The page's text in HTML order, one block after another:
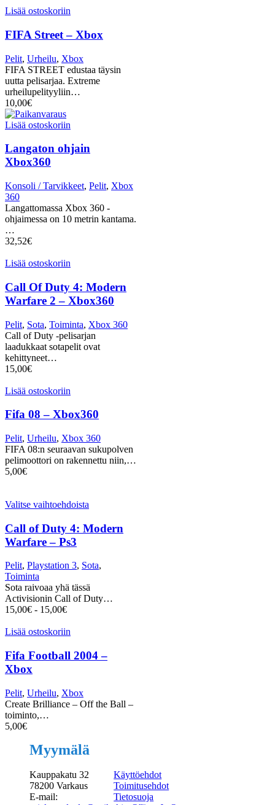
Lisää ostoskoriin
FIFA Street – Xbox
Pelit, Urheilu, Xbox
FIFA STREET edustaa täysin
uutta pelisarjaa. Extreme
urheilupelityyliin…
10,00€
Lisää ostoskoriin
Langaton ohjain
Xbox360
Konsoli / Tarvikkeet, Pelit, Xbox
360
Langattomassa Xbox 360 -
ohjaimessa on 10 metrin kantama.
…
32,52€
Lisää ostoskoriin
Call Of Duty 4: Modern
Warfare 2 – Xbox360
Pelit, Sota, Toiminta, Xbox 360
Call of Duty -pelisarjan
laadukkaat sotapelit ovat
kehittyneet…
15,00€
Lisää ostoskoriin
Fifa 08 – Xbox360
Pelit, Urheilu, Xbox 360
FIFA 08:n seuraavan sukupolven
pelimoottori on rakennettu niin,…
5,00€
Valitse vaihtoehdoista
Call of Duty 4: Modern
Warfare – Ps3
Pelit, Playstation 3, Sota,
Toiminta
Sota raivoaa yhä tässä
Activisionin Call of Duty…
15,00€ - 15,00€
Lisää ostoskoriin
Fifa Football 2004 –
Xbox
Pelit, Urheilu, Xbox
Create Brilliance – Off the Ball –
toiminto,…
5,00€
Myymälä
Kauppakatu 32
78200 Varkaus
E-mail:
Käyttöehdot
Toimitusehdot
Tietosuoja